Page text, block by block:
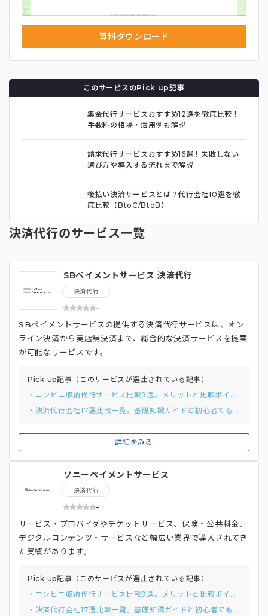
資料ダウンロード
このサービスのPick up記事
集金代行サービスおすすめ12選を徹底比較！
手数料の相場・活用例も解説
請求代行サービスおすすめ16選！失敗しない
選び方や導入する流れまで解説
後払い決済サービスとは？代行会社10選を徹
底比較【BtoC/BtoB】
決済代行のサービス一覧
SBペイメントサービス 決済代行
決済代行
-
詳細をみる
SBペイメントサービスの提供する決済代行サービスは、オン
ライン決済から実店舗決済まで、総合的な決済サービスを提案
が可能なサービスです。
Pick up記事（このサービスが選出されている記事）
・コンビニ収納代行サービス比較9選。メリットと比較ポイントを紹介
・決済代行会社17選比較一覧。基礎知識ガイドと初心者でも分かりやすい選び方
ソニーペイメントサービス
決済代行
-
サービス・プロバイダやチケットサービス、保険・公共料金、
デジタルコンテンツ・サービスなど幅広い業界で導入されてき
た実績があります。
Pick up記事（このサービスが選出されている記事）
・コンビニ収納代行サービス比較9選。メリットと比較ポイントを紹介
・決済代行会社17選比較一覧。基礎知識ガイドと初心者でも分かりやすい選び方